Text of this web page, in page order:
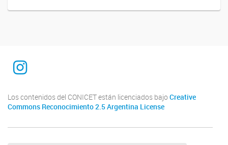
INTEQUI
Los contenidos del CONICET están licenciados bajo Creative
Commons Reconocimiento 2.5 Argentina License